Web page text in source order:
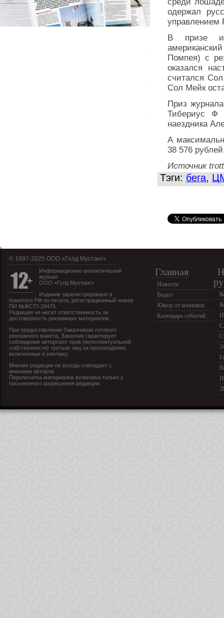
одержал
управлением
В призе
Помпея) с
оказался
считался
Сол Мейк
Приз
Тибериус Ф
наездника
А
38 576
Источник
Тэги: бега,
© 1997-2025 OOO «Голд Мустанг»
Информационно-аналитический
журнал
ООО «Голд Мустанг»
Издание зарегистрировано в
Комитете РФ по печати, регистрационный номер
ПИ №ФС77-26476.
Редакция не несет ответственность за
достоверность рекламных материалов.
При предоставлении Заказчиком готового
рекламного макета, Заказчик гарантирует
соблюдение авторских прав (интеллектуальной
собственности) третьих лиц на произведения,
включенные в рекламу.
Мнение редакции не всегда совпадает с
мнением авторов.
Перепечатка материалов возможна только с
письменного разрешения редакции.
Главная
Новости
Видео
Юмор от конников
Календарь событий